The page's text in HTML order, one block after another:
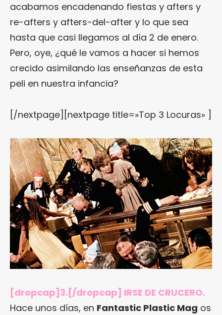
acabamos encadenando fiestas y afters y
re-afters y afters-del-after y lo que sea
hasta que casi llegamos al día 2 de enero.
Pero, oye, ¿qué le vamos a hacer si hemos
crecido asimilando las enseñanzas de esta
peli en nuestra infancia?
[/nextpage][nextpage title=»Top 3 Locuras» ]
[dropcap]3.[/dropcap] IRSE DE CRUCERO.
Hace unos días, en Fantastic Plastic Mag os